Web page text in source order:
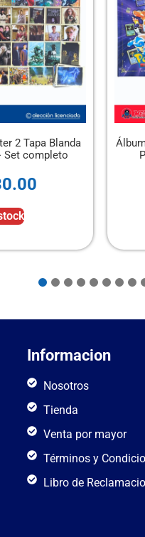
Álbum Tapa Dura
Pokémon + Set
Informacion
Nosotros
Tienda
Venta por mayor
Términos y
Libro de